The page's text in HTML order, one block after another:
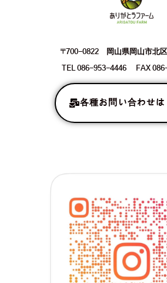
〒700-0822 岡山県岡山市北
TEL 086-953-4446 FAX
各種お問い合わせは